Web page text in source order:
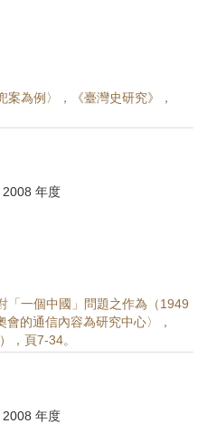
案為例〉，《臺灣史研究》，
年度
「一個中國」問題之作為（1949
的通信內容為研究中心〉，
，頁7-34。
年度